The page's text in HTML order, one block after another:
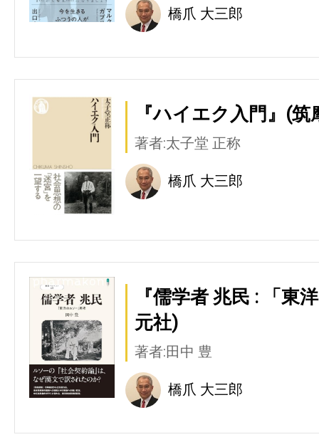
橋爪 大三郎
『ハイエク入門』(筑
著者:太子堂 正称
橋爪 大三郎
『儒学者 兆民 : 「東
元社)
著者:田中 豊
橋爪 大三郎